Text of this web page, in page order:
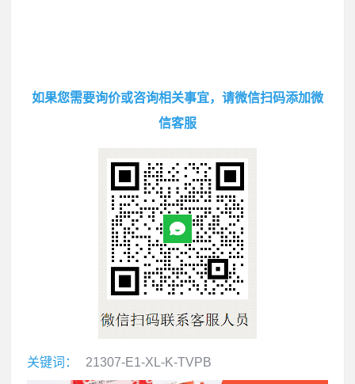
如果您需要询价或咨询相关事宜，请微信扫码添加微
信客服
关键词： 21307-E1-XL-K-TVPB